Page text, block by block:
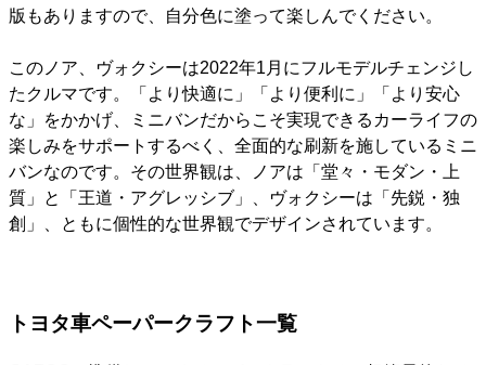
版もありますので、自分色に塗って楽しんでください。
このノア、ヴォクシーは2022年1月にフルモデルチェンジし
たクルマです。「より快適に」「より便利に」「より安心
な」をかかげ、ミニバンだからこそ実現できるカーライフの
楽しみをサポートするべく、全面的な刷新を施しているミニ
バンなのです。その世界観は、ノアは「堂々・モダン・上
質」と「王道・アグレッシブ」、ヴォクシーは「先鋭・独
創」、ともに個性的な世界観でデザインされています。
トヨタ車ペーパークラフト一覧